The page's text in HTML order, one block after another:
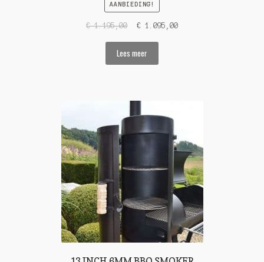
AANBIEDING!
€1.195,00 € 1.095,00
Lees meer